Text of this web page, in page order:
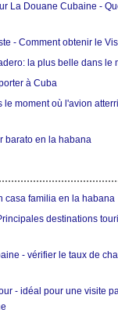
La Douane Cubaine -
- Comment obtenir le
la plus belle dans le
à Cuba
le moment où l'avion
barato en la habana
casa familia en la habana
destinations
- vérifier le taux de
- idéal pour une visite